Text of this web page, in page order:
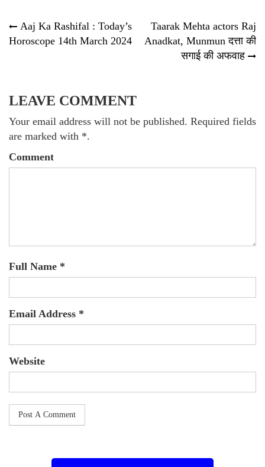
Post
navigation
Aaj Ka Rashifal : Today’s
Horoscope 14th March 2024
Taarak Mehta actors Raj
Anadkat, Munmun दत्ता की
सगाई की अफवाह
LEAVE COMMENT
Your email address will not be published. Required fields
are marked with *.
Comment
Full Name *
Email Address *
Website